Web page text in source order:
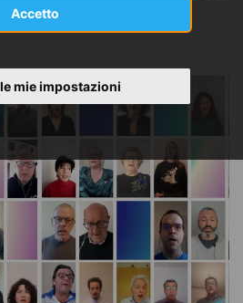
Accetto
mie impostazioni